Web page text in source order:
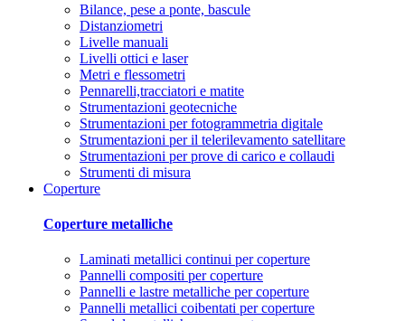
Bilance, pese a ponte, bascule
Distanziometri
Livelle manuali
Livelli ottici e laser
Metri e flessometri
Pennarelli,tracciatori e matite
Strumentazioni geotecniche
Strumentazioni per fotogrammetria digitale
Strumentazioni per il telerilevamento satellitare
Strumentazioni per prove di carico e collaudi
Strumenti di misura
Coperture
Coperture metalliche
Laminati metallici continui per coperture
Pannelli compositi per coperture
Pannelli e lastre metalliche per coperture
Pannelli metallici coibentati per coperture